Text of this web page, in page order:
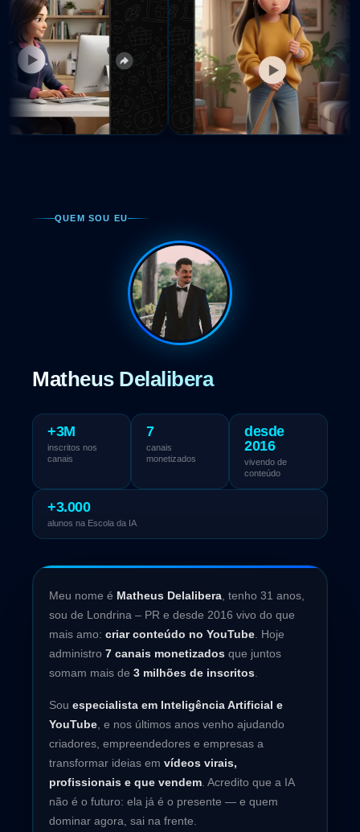
QUEM SOU EU
Matheus Delalibera
+3M
inscritos nos
canais
7
canais
monetizados
desde
2016
vivendo de
conteúdo
+3.000
alunos na Escola da IA
Meu nome é Matheus Delalibera , tenho 31 anos,
sou de Londrina – PR e desde 2016 vivo do que
mais amo: criar conteúdo no YouTube . Hoje
administro 7 canais monetizados que juntos
somam mais de 3 milhões de inscritos
Sou especialista em Inteligência Artificial e
YouTube , e nos últimos anos venho ajudando
criadores, empreendedores e empresas a
transformar ideias em vídeos virais,
profissionais e que vendem . Acredito que a IA
não é o futuro: ela já é o presente — e quem
dominar agora, sai na frente.